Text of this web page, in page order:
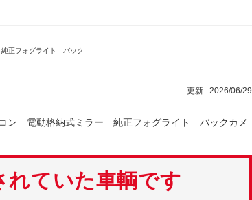
正フォグライト バック
更新 : 2026/06/29
電動格納式ミラー 純正フォグライト バックカメ
れていた車輌です